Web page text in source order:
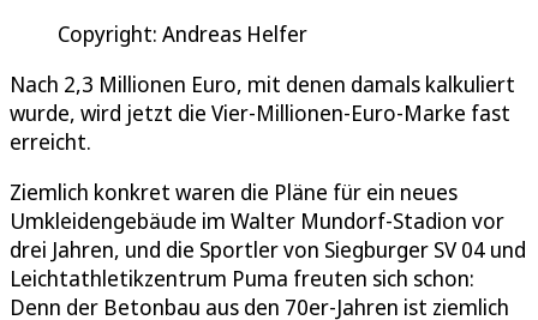
Copyright: Andreas Helfer
Nach 2,3 Millionen Euro, mit denen damals kalkuliert
wurde, wird jetzt die Vier-Millionen-Euro-Marke fast
erreicht.
Ziemlich konkret waren die Pläne für ein neues
Umkleidengebäude im Walter Mundorf-Stadion vor
drei Jahren, und die Sportler von Siegburger SV 04 und
Leichtathletikzentrum Puma freuten sich schon:
Denn der Betonbau aus den 70er-Jahren ist ziemlich